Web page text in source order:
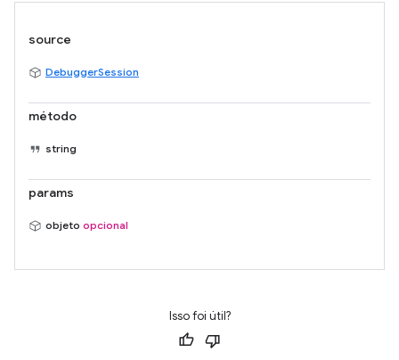
source
DebuggerSession
método
string
params
objeto opcional
Isso foi útil?